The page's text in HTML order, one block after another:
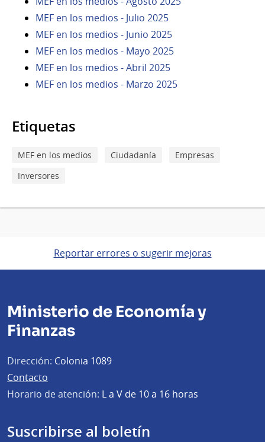
MEF en los medios - Julio 2025
MEF en los medios - Junio 2025
MEF en los medios - Mayo 2025
MEF en los medios - Abril 2025
MEF en los medios - Marzo 2025
Etiquetas
MEF en los medios Ciudadanía
Empresas
Inversores
Reportar errores o sugerir mejoras
Ministerio de Economía y
Finanzas
Dirección: Colonia 1089
Contacto
Horario de atención: L a V de 10 a 16 horas
Suscribirse al boletín